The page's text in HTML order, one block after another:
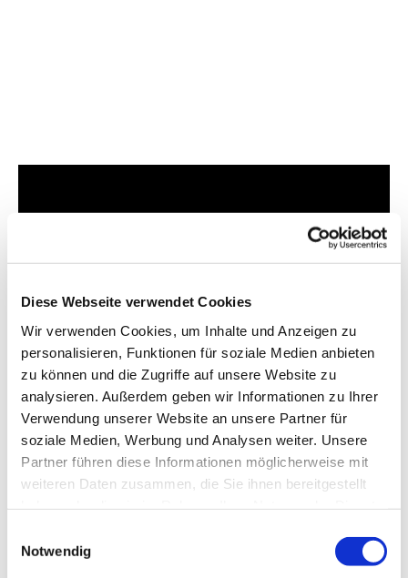
Diese Webseite verwendet Cookies
Wir verwenden Cookies, um Inhalte und Anzeigen zu
personalisieren, Funktionen für soziale Medien anbieten
zu können und die Zugriffe auf unsere Website zu
analysieren. Außerdem geben wir Informationen zu Ihrer
Verwendung unserer Website an unsere Partner für
soziale Medien, Werbung und Analysen weiter. Unsere
Partner führen diese Informationen möglicherweise mit
weiteren Daten zusammen, die Sie ihnen bereitgestellt
Notwendig
Dies könnte Sie auch